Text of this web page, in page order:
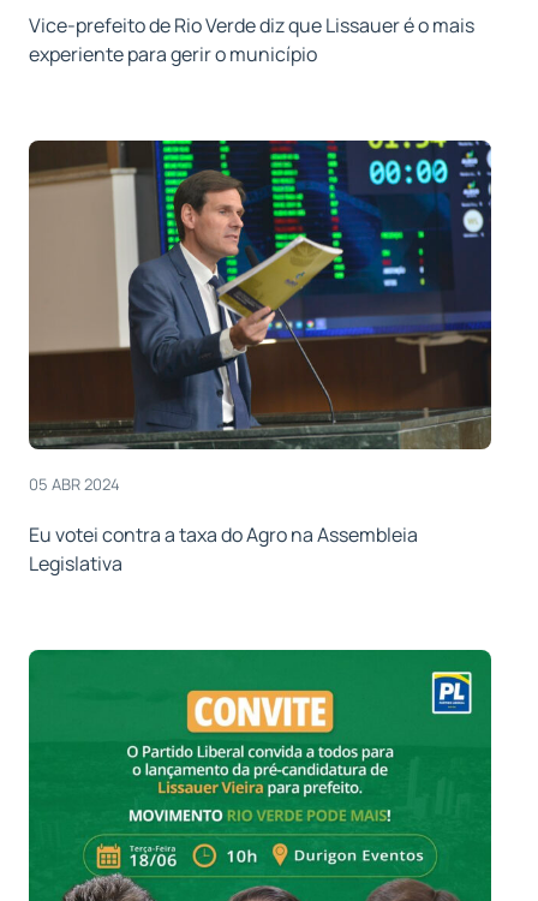
Vice-prefeito de Rio Verde diz que Lissauer é o mais
experiente para gerir o município
05 ABR 2024
Eu votei contra a taxa do Agro na Assembleia
Legislativa